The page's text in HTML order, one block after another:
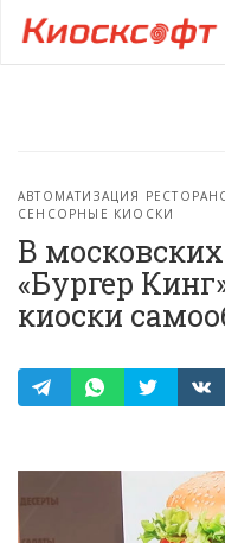
АВТОМАТИЗАЦИЯ
СЕНСОРНЫЕ КИОСКИ
В
«Бургер
киоски